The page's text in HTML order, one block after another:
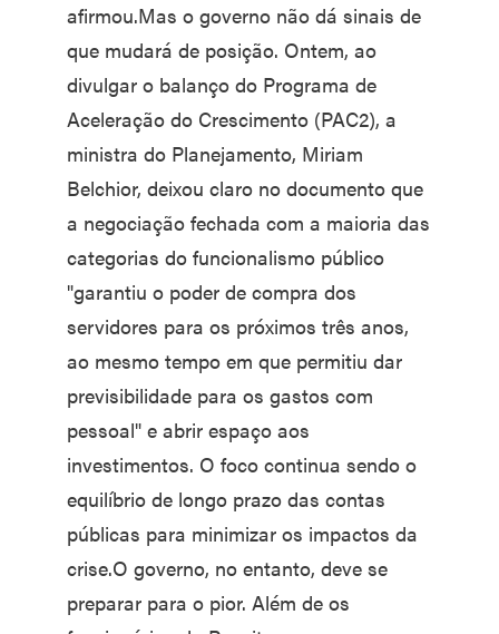
afirmou.Mas o governo não dá sinais de
que mudará de posição. Ontem, ao
divulgar o balanço do Programa de
Aceleração do Crescimento (PAC2), a
ministra do Planejamento, Miriam
Belchior, deixou claro no documento que
a negociação fechada com a maioria das
categorias do funcionalismo público
"garantiu o poder de compra dos
servidores para os próximos três anos,
ao mesmo tempo em que permitiu dar
previsibilidade para os gastos com
pessoal" e abrir espaço aos
investimentos. O foco continua sendo o
equilíbrio de longo prazo das contas
públicas para minimizar os impactos da
crise.O governo, no entanto, deve se
preparar para o pior. Além de os